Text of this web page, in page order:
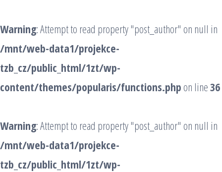
Warning: Attempt to read property "post_author" on null in
/mnt/web-data1/projekce-
tzb_cz/public_html/1zt/wp-
content/themes/popularis/functions.php on line36
Warning: Attempt to read property "post_author" on null in
/mnt/web-data1/projekce-
tzb_cz/public_html/1zt/wp-